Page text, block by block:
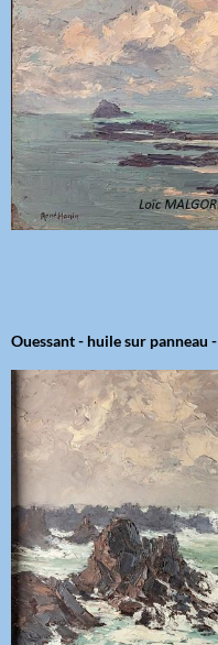
Ouessant - huile sur panneau